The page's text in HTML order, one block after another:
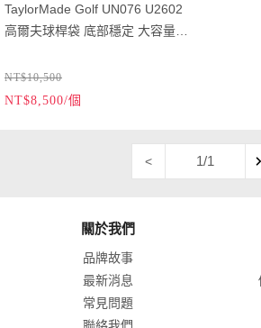
TaylorMade Golf UN076 U2602
高爾夫球桿袋 底部穩定 大容量前
纖維 白橙
NT$10,500
NT$8,500/個
< 1/1
關於我們
品牌故事
最新消息
常見問題
聯絡我們